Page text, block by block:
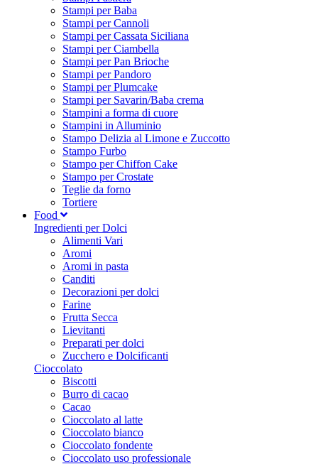
Stampi per Baba
Stampi per Cannoli
Stampi per Cassata Siciliana
Stampi per Ciambella
Stampi per Pan Brioche
Stampi per Pandoro
Stampi per Plumcake
Stampi per Savarin/Baba crema
Stampini a forma di cuore
Stampini in Alluminio
Stampo Delizia al Limone e Zuccotto
Stampo Furbo
Stampo per Chiffon Cake
Stampo per Crostate
Teglie da forno
Tortiere
Food
Ingredienti per Dolci
Alimenti Vari
Aromi
Aromi in pasta
Canditi
Decorazioni per dolci
Farine
Frutta Secca
Lievitanti
Preparati per dolci
Zucchero e Dolcificanti
Cioccolato
Biscotti
Burro di cacao
Cacao
Cioccolato al latte
Cioccolato bianco
Cioccolato fondente
Cioccolato uso professionale